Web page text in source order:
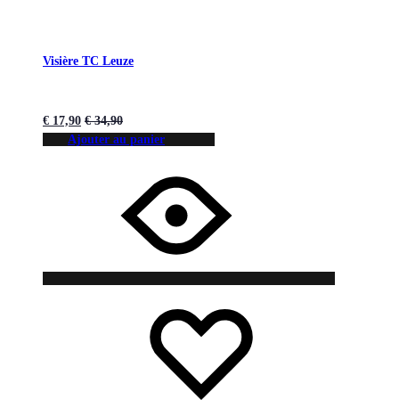
Visière TC Leuze
€ 17,90 €34,90
Ajouter au panier